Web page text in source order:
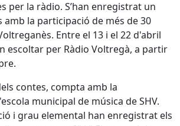
per la ràdio. S’han enregistrat un
amb la participació de més de 30
Entre el 13 i el 22 d'abril
escoltar per Ràdio Voltregà, a partir
contes, compta amb la
municipal de música de SHV.
i grau elemental han enregistrat els